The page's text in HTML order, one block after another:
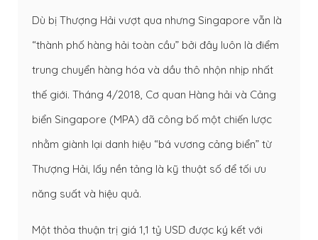
Dù bị Thượng Hải vượt qua nhưng Singapore vẫn là
“thành phố hàng hải toàn cầu” bởi đây luôn là điểm
trung chuyển hàng hóa và dầu thô nhộn nhịp nhất
thế giới. Tháng 4/2018, Cơ quan Hàng hải và Cảng
biển Singapore (MPA) đã công bố một chiến lược
nhằm giành lại danh hiệu “bá vương cảng biển” từ
Thượng Hải, lấy nền tảng là kỹ thuật số để tối ưu
năng suất và hiệu quả.
Một thỏa thuận trị giá 1,1 tỷ USD được ký kết với